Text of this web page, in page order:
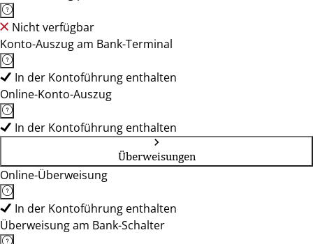
Nicht verfügbar
Konto-Auszug am Bank-Terminal
In der Kontoführung enthalten
Online-Konto-Auszug
In der Kontoführung enthalten
Überweisungen
Online-Überweisung
In der Kontoführung enthalten
Überweisung am Bank-Schalter